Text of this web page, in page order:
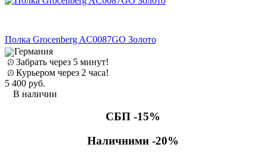
Полка Grocenberg AC0087GO Золото
Германия
Забрать через 5 минут!
Курьером через 2 часа!
5 400 руб.
В наличии
СБП -15%
Наличними -20%